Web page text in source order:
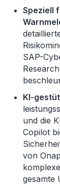
Speziell
SAP-
KI-
und die
Copilot
von
gesamte